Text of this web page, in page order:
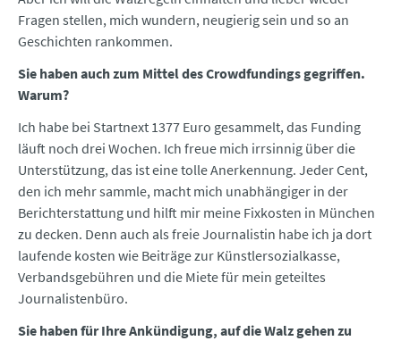
Fragen stellen, mich wundern, neugierig sein und so an
Geschichten rankommen.
Sie haben auch zum Mittel des Crowdfundings gegriffen.
Warum?
Ich habe bei Startnext 1377 Euro gesammelt, das Funding
läuft noch drei Wochen. Ich freue mich irrsinnig über die
Unterstützung, das ist eine tolle Anerkennung. Jeder Cent,
den ich mehr sammle, macht mich unabhängiger in der
Berichterstattung und hilft mir meine Fixkosten in München
zu decken. Denn auch als freie Journalistin habe ich ja dort
laufende kosten wie Beiträge zur Künstlersozialkasse,
Verbandsgebühren und die Miete für mein geteiltes
Journalistenbüro.
Sie haben für Ihre Ankündigung, auf die Walz gehen zu